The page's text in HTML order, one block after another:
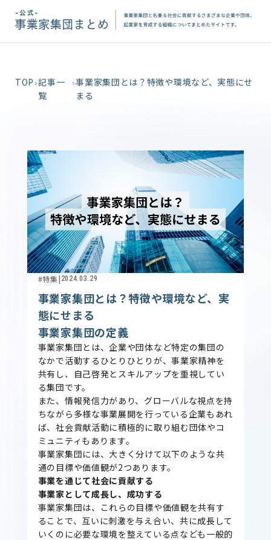
TOP 記事一
覧
事業家集団とは？特徴や環境など、実態にせ
まる
#特集| 2024.03.29
事業家集団とは？特徴や環境など、実
態にせまる
事業家集団の定義
事業家集団とは、企業や団体など特定の集団の
なかで活動するひとりひとりが、事業家精神を
共有し、自己啓発とスキルアップを重視してい
る集団です。
また、情報発信力があり、グローバルな視点を持
ちながら多様な事業展開を行っている企業もあれ
ば、社会貢献活動に積極的に取り組む団体やコ
ミュニティもあります。
事業家集団には、大きく分けて以下のような共
通の目標や価値観が2つあります。
事業を通じて社会に貢献する
事業家として成長し、成功する
事業家集団は、これらの目標や価値観を共有す
ることで、互いに刺激を与え合い、共に成長して
いくのに必要な環境を整えている点なども一般的